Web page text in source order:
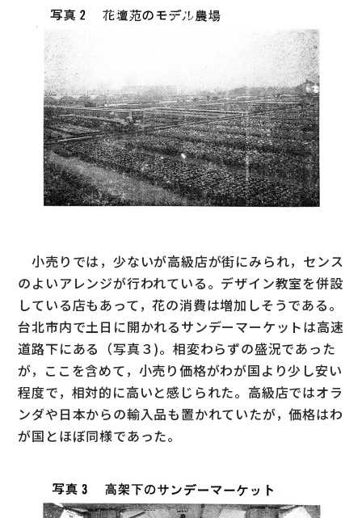
小売りでは，少ないが高級店が街にみられ，センス
のよいアレンジが行われている。デザイン教室を併設
している店もあって，花の消費は増加しそうである。
台北市内で土日に開かれるサンデーマーケットは高速
道路下にある（写真３)。相変わらずの盛況であった
が，ここを含めて，小売り価格がわが国より少し安い
程度で，相対的に高いと感じられた。高級店ではオラ
ンダや日本からの輸入品も置かれていたが，価格はわ
が国とほぼ同様であった。